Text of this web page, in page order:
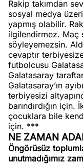
Rakip takımdan
sosyal medya
yapmış olabilir.
ilgilendirmez. Maç
söyleyemezsin.
cevaptır
futbolcusu
Galatasaray
Galatasaray’ın
terbiyesizi
barındırdığın
çocuklara bile
için. ***
NE ZAMAN
Öngörüsüz
unutmadığımız